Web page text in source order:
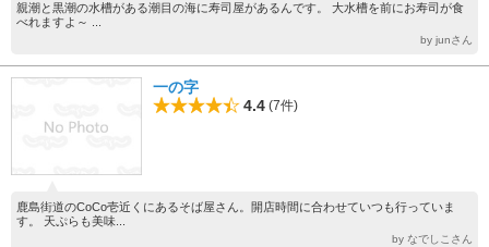
親潮と黒潮の水槽がある潮目の海に寿司屋があるんです。 大水槽を前にお寿司が食
べれますよ～ ...
by junさん
一の字
4.4 (7件)
鹿島街道のCoCo壱近くにあるそば屋さん。開店時間に合わせていつも行っていま
す。 天ぷらも美味...
by なでしこさん